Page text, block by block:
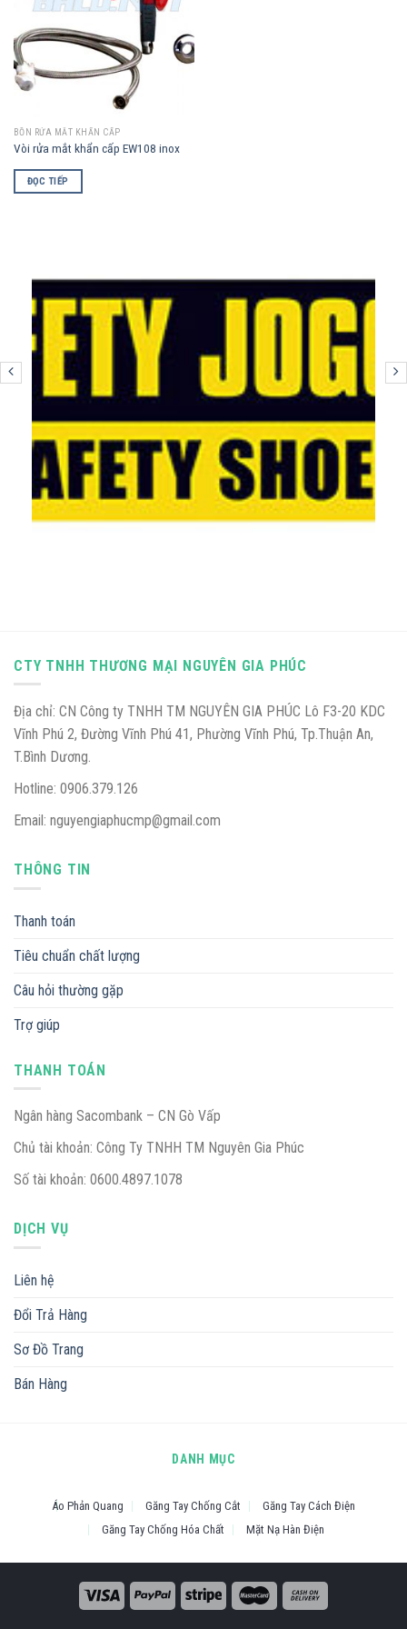
BỒN RỬA MẮT KHẨN CẤP
Vòi rửa mắt khẩn cấp EW108 inox
ĐỌC TIẾP
CTY TNHH THƯƠNG MẠI NGUYÊN GIA PHÚC
Địa chỉ: CN Công ty TNHH TM NGUYÊN GIA PHÚC Lô F3-20 KDC
Vĩnh Phú 2, Đường Vĩnh Phú 41, Phường Vĩnh Phú, Tp.Thuận An,
T.Bình Dương.
Hotline: 0906.379.126
Email: nguyengiaphucmp@gmail.com
THÔNG TIN
Thanh toán
Tiêu chuẩn chất lượng
Câu hỏi thường gặp
Trợ giúp
THANH TOÁN
Ngân hàng Sacombank – CN Gò Vấp
Chủ tài khoản: Công Ty TNHH TM Nguyên Gia Phúc
Số tài khoản: 0600.4897.1078
DỊCH VỤ
Liên hệ
Đổi Trả Hàng
Sơ Đồ Trang
Bán Hàng
DANH MỤC
Áo Phản Quang Găng Tay Chống Cắt
Găng Tay Cách Điện
Găng Tay Chống Hóa Chất
Mặt Nạ Hàn Điện